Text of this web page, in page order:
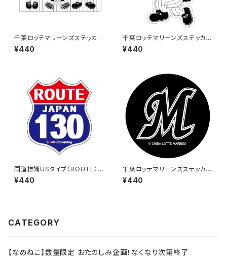
千葉ロッテマリーンズステッカー
10
¥440
千葉ロッテマリーンズステッカー
14
¥440
国道標識USタイプ（ROUTE）ス
テッカー 130号線
¥440
千葉ロッテマリーンズステッカー
6
¥440
CATEGORY
【なめねこ】数量限定 おたのしみ企画！なくなり次第終了